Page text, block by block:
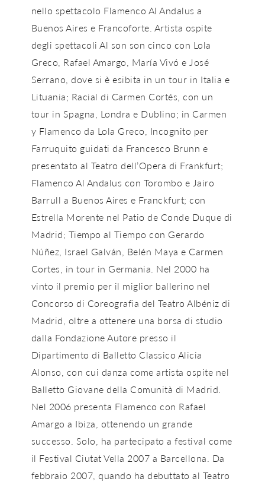
nello spettacolo Flamenco Al Andalus a
Buenos Aires e Francoforte. Artista ospite
degli spettacoli Al son son cinco con Lola
Greco, Rafael Amargo, María Vivó e José
Serrano, dove si è esibita in un tour in Italia e
Lituania; Racial di Carmen Cortés, con un
tour in Spagna, Londra e Dublino; in Carmen
y Flamenco da Lola Greco, Incognito per
Farruquito guidati da Francesco Brunn e
presentato al Teatro dell’Opera di Frankfurt;
Flamenco Al Andalus con Torombo e Jairo
Barrull a Buenos Aires e Franckfurt; con
Estrella Morente nel Patio de Conde Duque di
Madrid; Tiempo al Tiempo con Gerardo
Núñez, Israel Galván, Belén Maya e Carmen
Cortes, in tour in Germania. Nel 2000 ha
vinto il premio per il miglior ballerino nel
Concorso di Coreografia del Teatro Albéniz di
Madrid, oltre a ottenere una borsa di studio
dalla Fondazione Autore presso il
Dipartimento di Balletto Classico Alicia
Alonso, con cui danza come artista ospite nel
Balletto Giovane della Comunità di Madrid.
Nel 2006 presenta Flamenco con Rafael
Amargo a Ibiza, ottenendo un grande
successo. Solo, ha partecipato a festival come
il Festival Ciutat Vella 2007 a Barcellona. Da
febbraio 2007, quando ha debuttato al Teatro